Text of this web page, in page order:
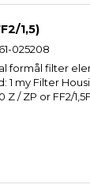
1,5)
025208
formål filter
1 my Filter
/ ZP or FF2/